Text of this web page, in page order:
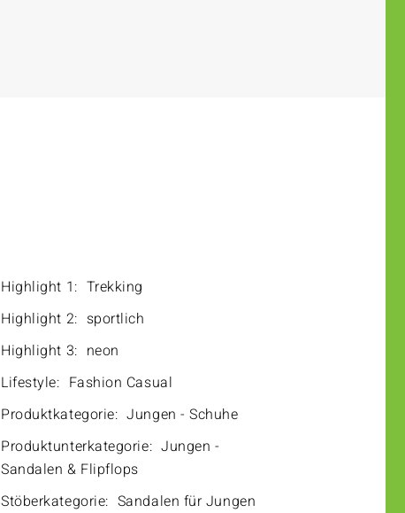
Highlight 1: Trekking
Highlight 2: sportlich
Highlight 3: neon
Lifestyle: Fashion Casual
Produktkategorie: Jungen - Schuhe
Produktunterkategorie: Jungen -
Sandalen & Flipflops
Stöberkategorie: Sandalen für Jungen